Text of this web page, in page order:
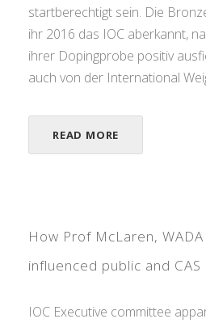
startberechtigt sein. Die
ihr 2016 das IOC aberkannt,
ihrer Dopingprobe positiv
auch von der International
READ MORE
How Prof McLaren,
influenced public and
IOC Executive committee